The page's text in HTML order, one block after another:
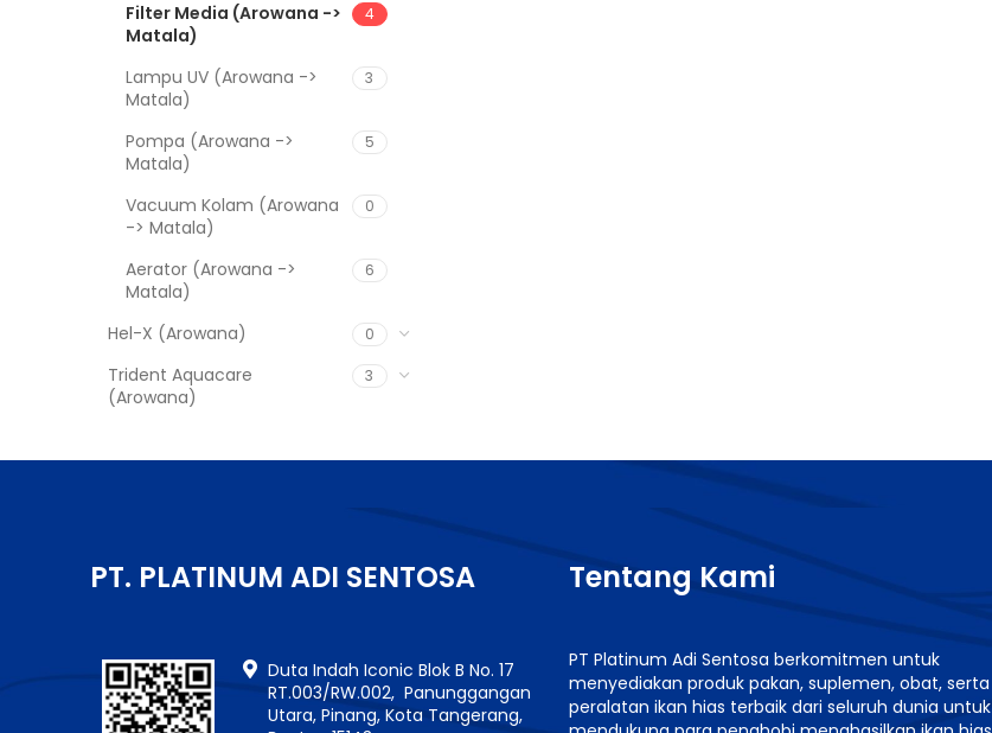
Filter Media (Arowana ->
Matala)
4
Lampu UV (Arowana ->
Matala)
3
Pompa (Arowana ->
Matala)
5
Vacuum Kolam (Arowana
-> Matala)
0
Aerator (Arowana ->
Matala)
6
Hel-X (Arowana) 0
Trident Aquacare
(Arowana)
3
PT. PLATINUM ADI SENTOSA
Duta Indah Iconic Blok B No. 17
RT.003/RW.002, Panunggangan
Utara, Pinang, Kota Tangerang,
Tentang Kami
PT Platinum Adi Sentosa berkomitmen untuk
menyediakan produk pakan, suplemen, obat, serta
peralatan ikan hias terbaik dari seluruh dunia untuk